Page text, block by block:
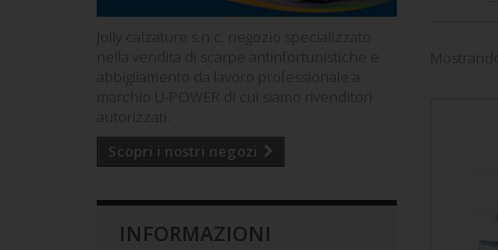
Jolly calzature s.n.c. negozio specializzato
nella vendita di scarpe antinfortunistiche e
abbigliamento da lavoro professionale a
marchio U-POWER di cui siamo rivenditori
autorizzati.
Scopri i nostri negozi
INFORMAZIONI